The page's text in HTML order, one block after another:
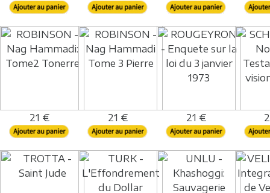
21 € 21 € 21 €